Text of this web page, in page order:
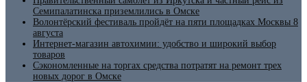
Семипалатинска приземлились в Омске
Волонтёрский фестиваль пройдёт на пяти площадках Москвы 8
августа
Интернет-магазин автохимии: удобство и широкий выбор
товаров
Сэкономленные на торгах средства потратят на ремонт трех
новых дорог в Омске